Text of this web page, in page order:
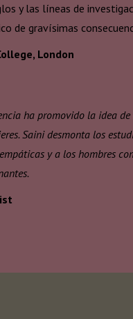
y las líneas de
de gravísimas
London
ha promovido la idea de
Saini desmonta los
y a los hombres